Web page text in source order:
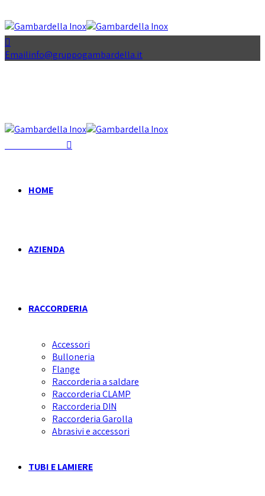
Emailinfo@gruppogambardella.it
HOME
AZIENDA
RACCORDERIA
Accessori
Bulloneria
Flange
Raccorderia a saldare
Raccorderia CLAMP
Raccorderia DIN
Raccorderia Garolla
Abrasivi e accessori
TUBI E LAMIERE